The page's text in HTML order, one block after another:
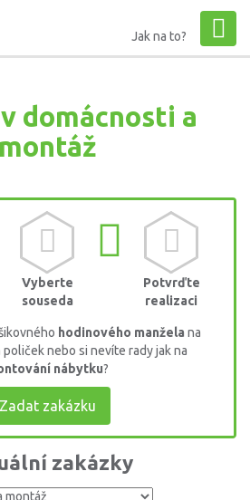
Jak na to?
domácnosti a
montáž
Vyberte
souseda
Potvrďte
realizaci
hodinového manžela na
nebo si nevíte rady jak na
nábytku?
Zadat zakázku
zakázky